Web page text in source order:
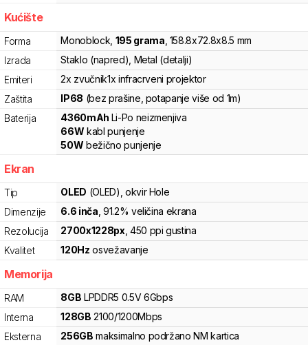
Kućište
Forma Monoblock 195 grama 158.8x72.8x8.5 mm
Izrada
Staklo (napred), Metal (detalji)
Emiteri
2x zvučnik1x infracrveni projektor
Zaštita
IP68 (bez prašine, potapanje više od 1m)
Baterija
4360mAh Li-Po neizmenjiva
66W kabl punjenje
50W bežično punjenje
Ekran
Tip OLED (OLED) , okvir Hole
Dimenzije
6.6 inča , 91.2% veličina ekrana
Rezolucija
2700x1228px, 450 ppi gustina
Kvalitet
120Hz osvežavanje
Memorija
RAM 8GB LPDDR5 0.5V 6Gbps
Interna
128GB 2100/1200Mbps
Eksterna
256GB maksimalno podržano NM kartica